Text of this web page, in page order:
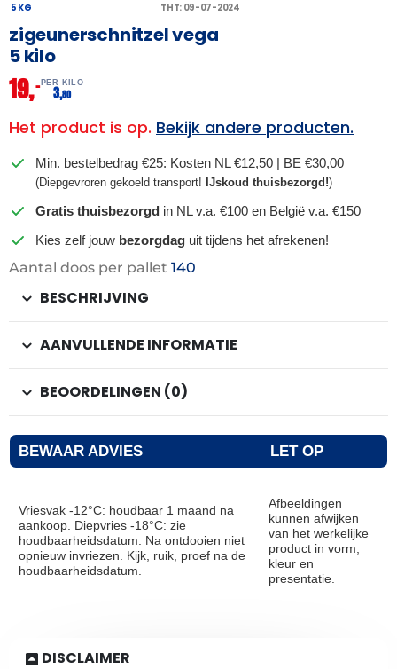
5 KG THT: 09-07-2024
zigeunerschnitzel vega
5 kilo
19,– PER KILO
3,80
Het product is op. Bekijk andere producten.
Min. bestelbedrag €25: Kosten NL €12,50 | BE €30,00
(Diepgevroren gekoeld transport! IJskoud thuisbezorgd!)
Gratis thuisbezorgd in NL v.a. €100 en België v.a. €150
Kies zelf jouw bezorgdag uit tijdens het afrekenen!
Aantal doos per pallet 140
BESCHRIJVING
AANVULLENDE INFORMATIE
BEOORDELINGEN (0)
BEWAAR ADVIES LET OP
Vriesvak -12°C: houdbaar 1 maand na
aankoop. Diepvries -18°C: zie
houdbaarheidsdatum. Na ontdooien niet
opnieuw invriezen. Kijk, ruik, proef na de
houdbaarheidsdatum.
Afbeeldingen
kunnen afwijken
van het werkelijke
product in vorm,
kleur en
presentatie.
DISCLAIMER